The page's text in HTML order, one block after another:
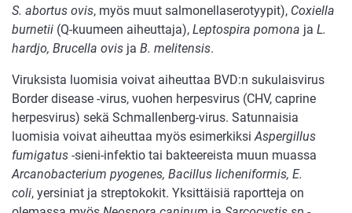
S. abortus ovis, myös muut salmonellaserotyypit), Coxiella
burnetii (Q-kuumeen aiheuttaja), Leptospira pomona ja L.
hardjo, Brucella ovis ja B. melitensis.
Viruksista luomisia voivat aiheuttaa BVD:n sukulaisvirus
Border disease -virus, vuohen herpesvirus (CHV, caprine
herpesvirus) sekä Schmallenberg-virus. Satunnaisia
luomisia voivat aiheuttaa myös esimerkiksiAspergillus
fumigatus -sieni-infektio tai bakteereista muun muassa
Arcanobacterium pyogenes, Bacillus licheniformis, E.
coli, yersiniat ja streptokokit. Yksittäisiä raportteja on